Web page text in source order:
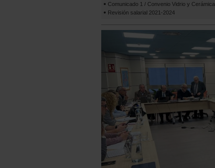
Comunicado 1 / Convenio Vidrio y Cerámica
Revisión salarial 2021-2024